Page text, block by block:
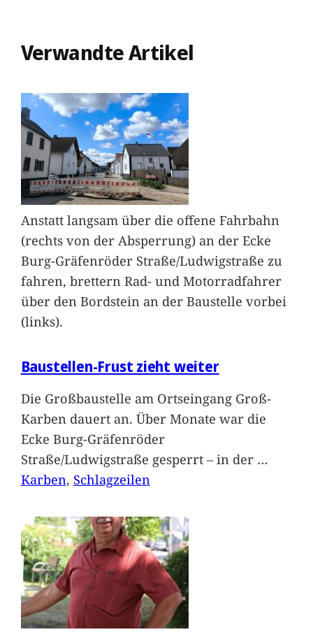
Verwandte Artikel
Anstatt langsam über die offene Fahrbahn
(rechts von der Absperrung) an der Ecke
Burg-Gräfenröder Straße/Ludwigstraße zu
fahren, brettern Rad- und Motorradfahrer
über den Bordstein an der Baustelle vorbei
(links).
Baustellen-Frust zieht weiter
Die Großbaustelle am Ortseingang Groß-
Karben dauert an. Über Monate war die
Ecke Burg-Gräfenröder
Straße/Ludwigstraße gesperrt – in der …
Karben, Schlagzeilen